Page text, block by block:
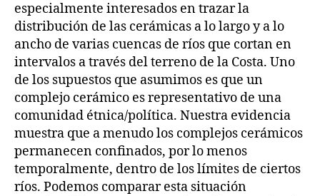
especialmente interesados en trazar la
distribución de las cerámicas a lo largo y a lo
ancho de varias cuencas de ríos que cortan en
intervalos a través del terreno de la Costa. Uno
de los supuestos que asumimos es que un
complejo cerámico es representativo de una
comunidad étnica/política. Nuestra evidencia
muestra que a menudo los complejos cerámicos
permanecen confinados, por lo menos
temporalmente, dentro de los límites de ciertos
ríos. Podemos comparar esta situación